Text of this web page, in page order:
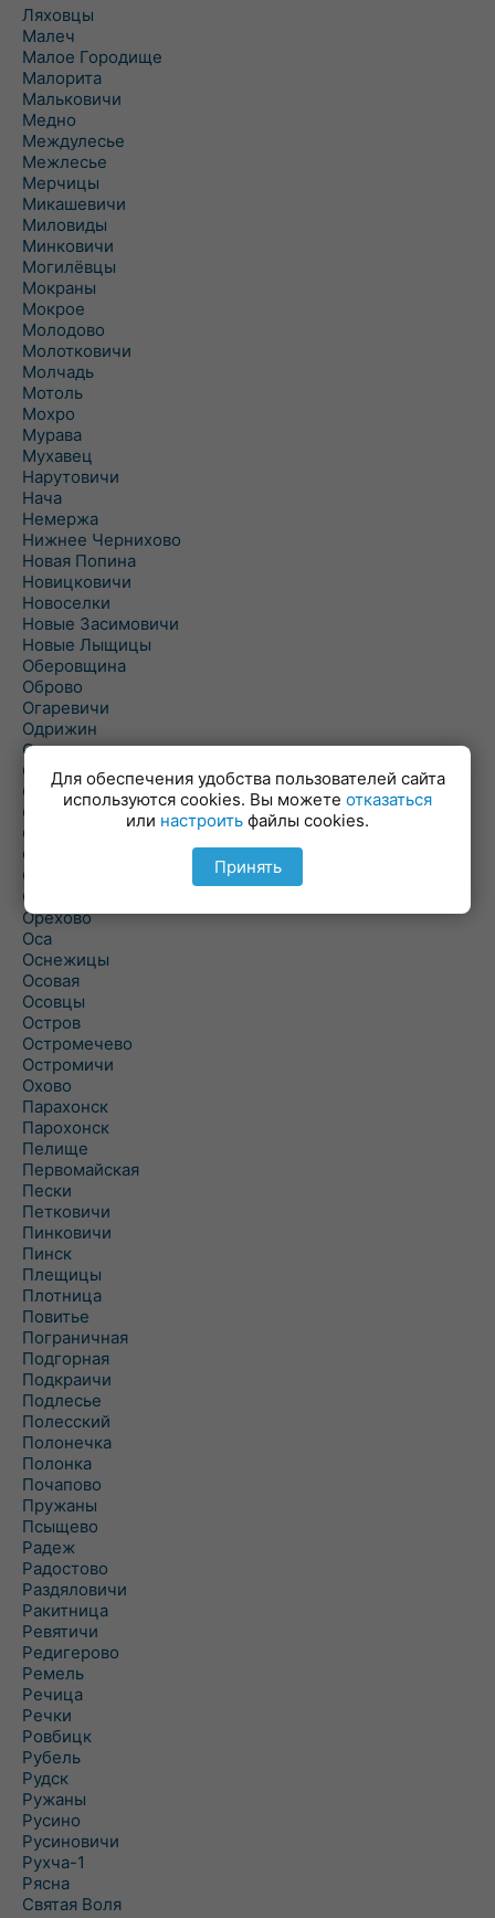
Ляховцы
Малеч
Малое Городище
Малорита
Мальковичи
Медно
Междулесье
Межлесье
Мерчицы
Микашевичи
Миловиды
Минковичи
Могилёвцы
Мокраны
Мокрое
Молодово
Молотковичи
Молчадь
Мотоль
Мохро
Мурава
Мухавец
Нарутовичи
Нача
Немержа
Нижнее Чернихово
Новая Попина
Новицковичи
Новоселки
Новые Засимовичи
Новые Лыщицы
Оберовщина
Оброво
Огаревичи
Одрижин
Оздамичи
Озяты
Олтуш
Ольманы
Ольпень
Ольшаны
Омельная
Ополь
Орехово
Оса
Оснежицы
Осовая
Осовцы
Остров
Остромечево
Остромичи
Охово
Парахонск
Парохонск
Пелище
Первомайская
Пески
Петковичи
Пинковичи
Пинск
Плещицы
Плотница
Повитье
Пограничная
Подгорная
Подкраичи
Подлесье
Полесский
Полонечка
Полонка
Почапово
Пружаны
Псыщево
Радеж
Радостово
Раздяловичи
Ракитница
Ревятичи
Редигерово
Ремель
Речица
Речки
Ровбицк
Рубель
Рудск
Ружаны
Русино
Русиновичи
Рухча-1
Рясна
Святая Воля
Для обеспечения удобства пользователей сайта
используются cookies. Вы можете отказаться
или настроить файлы cookies.
Принять